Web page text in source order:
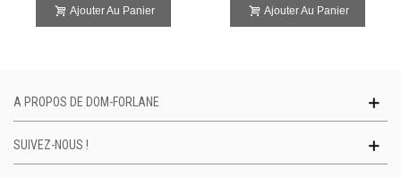
Ajouter Au Panier Ajouter Au Panier
A PROPOS DE DOM-FORLANE
SUIVEZ-NOUS !